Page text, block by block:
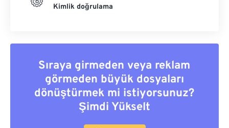
Kimlik doğrulama
Sıraya girmeden veya reklam
görmeden büyük dosyaları
dönüştürmek mi istiyorsunuz?
Şimdi Yükselt